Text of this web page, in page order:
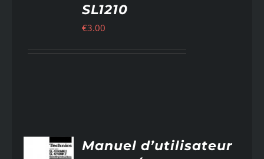
SL1210
€3.00
Manuel d’utilisateur